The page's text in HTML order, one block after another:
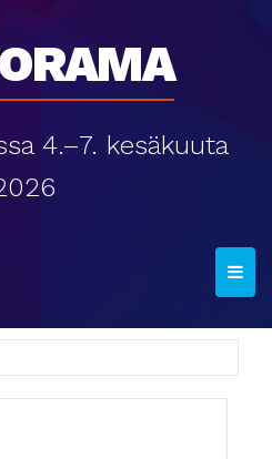
4.–7. kesäkuuta
T
o
g
l